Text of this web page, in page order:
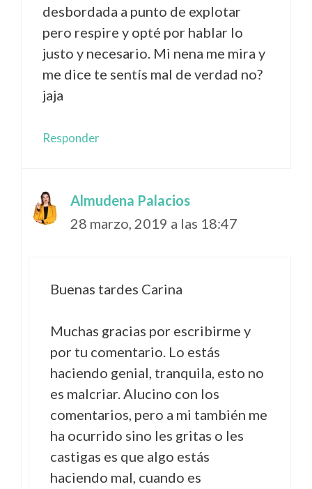
desbordada a punto de explotar
pero respire y opté por hablar lo
justo y necesario. Mi nena me mira y
me dice te sentís mal de verdad no?
jaja
Responder
Almudena Palacios
28 marzo, 2019 a las 18:47
Buenas tardes Carina
Muchas gracias por escribirme y
por tu comentario. Lo estás
haciendo genial, tranquila, esto no
es malcriar. Alucino con los
comentarios, pero a mi también me
ha ocurrido sino les gritas o les
castigas es que algo estás
haciendo mal, cuando es